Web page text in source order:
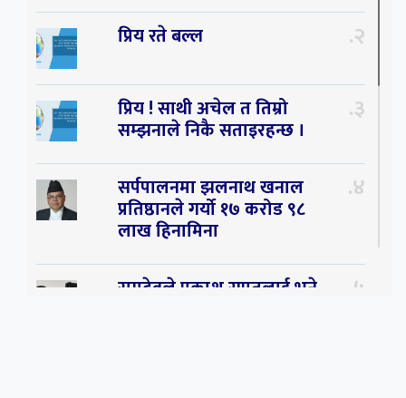
प्रिय रते बल्ल २
प्रिय ! साथी अचेल त तिम्रो
सम्झनाले निकै सताइरहन्छ ।
३
सर्पपालनमा झलनाथ खनाल
प्रतिष्ठानले गर्यो १७ करोड ९८
लाख हिनामिना
४
रामदेवले प्रकाश सपुतलाई भने ५